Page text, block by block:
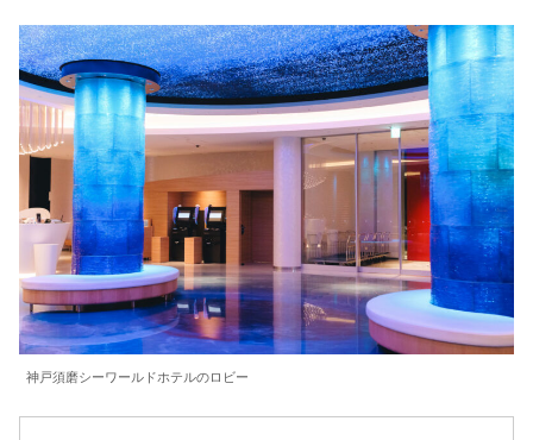
神戸須磨シーワールドホテルのロビー